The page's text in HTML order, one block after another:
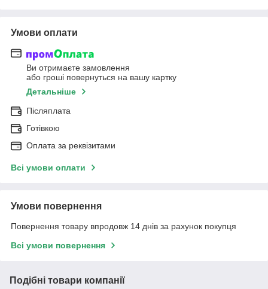
Умови оплати
Ви отримаєте замовлення
або гроші повернуться на вашу картку
Детальніше
Післяплата
Готівкою
Оплата за реквізитами
Всі умови оплати
Умови повернення
Повернення товару впродовж 14 днів за рахунок покупця
Всі умови повернення
Подібні товари компанії